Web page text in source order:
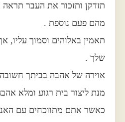
תזדקן ותזכור את העבר תראה
מהם פעם נוספת .
תאמין באלוהים וסמוך עליו,
שלך .
אוירה של אהבה בביתך
מנת ליצור בית רגוע ומלא
כאשר אתם מתווכחים עם